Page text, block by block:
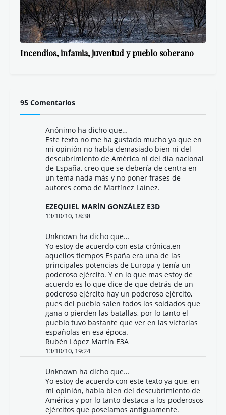
Incendios, infamia, juventud y pueblo soberano
95 Comentarios
Anónimo ha dicho que…
Este texto no me ha gustado mucho ya que en
mi opinión no habla demasiado bien ni del
descubrimiento de América ni del día nacional
de España, creo que se debería de centra en
un tema nada más y no poner frases de
autores como de Martínez Laínez.
EZEQUIEL MARÍN GONZÁLEZ E3D
13/10/10, 18:38
Unknown ha dicho que…
Yo estoy de acuerdo con esta crónica,en
aquellos tiempos España era una de las
principales potencias de Europa y tenía un
poderoso ejército. Y en lo que mas estoy de
acuerdo es lo que dice de que detrás de un
poderoso ejército hay un poderoso ejército,
pues del pueblo salen todos los soldados que
gana o pierden las batallas, por lo tanto el
pueblo tuvo bastante que ver en las victorias
españolas en esa época.
Rubén López Martín E3A
13/10/10, 19:24
Unknown ha dicho que…
Yo estoy de acuerdo con este texto ya que, en
mi opinión, habla bien del descubrimiento de
América y por lo tanto destaca a los poderosos
ejércitos que poseíamos antiguamente.